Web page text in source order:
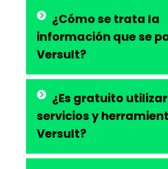
¿Cómo se trata la
información que se
Versult?
¿Es gratuito
servicios y
Versult?